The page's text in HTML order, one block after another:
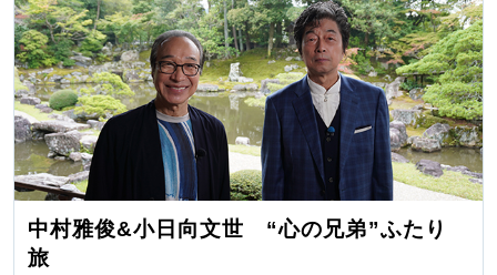
中村雅俊&小日向文世 “心の兄弟”ふたり
旅